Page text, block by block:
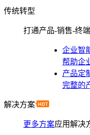
传统转型
打通产品-销售-终
企业智
帮助企
产品定
完整的
解决方案
更多方案应用解决